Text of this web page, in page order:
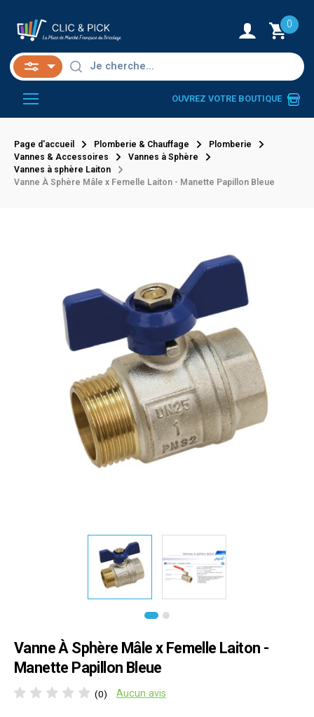
0
OUVREZ VOTRE BOUTIQUE
Page d'accueil Plomberie & Chauffage
Plomberie
Vannes & Accessoires
Vannes à Sphère
Vannes à sphère Laiton
Vanne À Sphère Mâle x Femelle Laiton - Manette Papillon Bleue
Vanne À Sphère Mâle x Femelle Laiton -
Manette Papillon Bleue
(0) Aucun avis